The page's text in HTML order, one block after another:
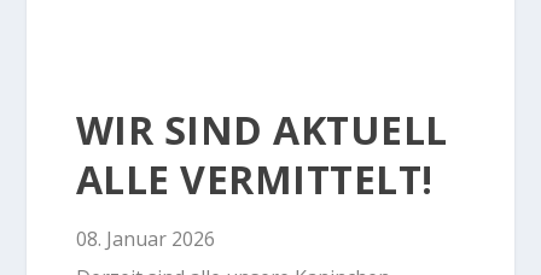
WIR SIND AKTUELL
ALLE VERMITTELT!
08. Januar 2026